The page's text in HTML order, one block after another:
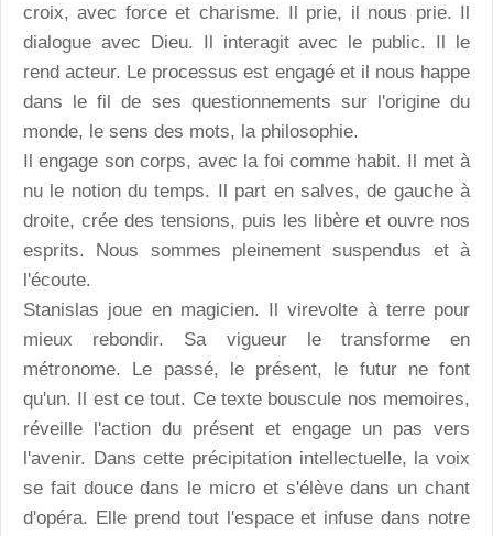
croix, avec force et charisme. Il prie, il nous prie. Il
dialogue avec Dieu. Il interagit avec le public. Il le
rend acteur. Le processus est engagé et il nous happe
dans le fil de ses questionnements sur l'origine du
monde, le sens des mots, la philosophie.
Il engage son corps, avec la foi comme habit. Il met à
nu le notion du temps. Il part en salves, de gauche à
droite, crée des tensions, puis les libère et ouvre nos
esprits. Nous sommes pleinement suspendus et à
l'écoute.
Stanislas joue en magicien. Il virevolte à terre pour
mieux rebondir. Sa vigueur le transforme en
métronome. Le passé, le présent, le futur ne font
qu'un. Il est ce tout. Ce texte bouscule nos memoires,
réveille l'action du présent et engage un pas vers
l'avenir. Dans cette précipitation intellectuelle, la voix
se fait douce dans le micro et s'élève dans un chant
d'opéra. Elle prend tout l'espace et infuse dans notre